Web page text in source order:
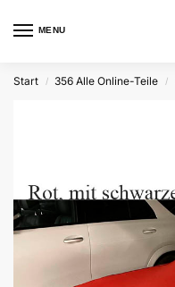
MENU
Start / 356 Alle Online-Teile /